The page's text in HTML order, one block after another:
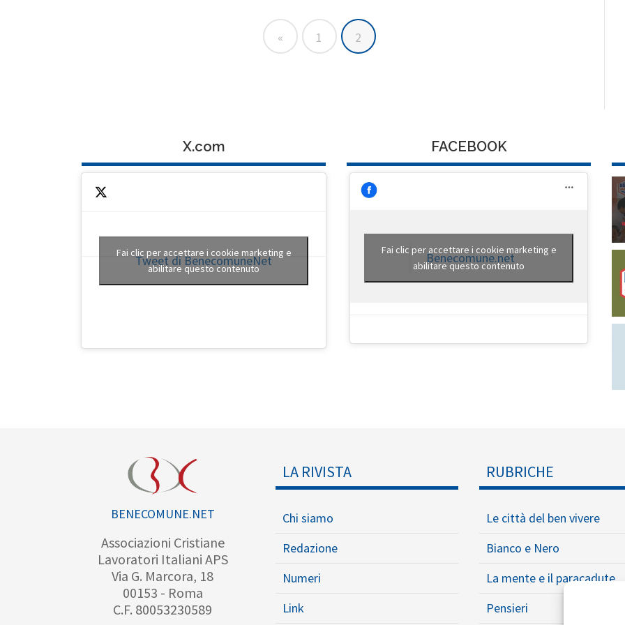
« 1 2
X.com
Tweet di BenecomuneNet
Fai clic per accettare i cookie marketing e
abilitare questo contenuto
FACEBOOK
Benecomune.net
Fai clic per accettare i cookie marketing e
abilitare questo contenuto
BENECOMUNE.NET
Associazioni Cristiane
Lavoratori Italiani APS
Via G. Marcora, 18
00153 - Roma
C.F. 80053230589
LA RIVISTA
Chi siamo
Redazione
Numeri
Link
RUBRICHE
Le città del ben vivere
Bianco e Nero
La mente e il paracadute
Pensieri